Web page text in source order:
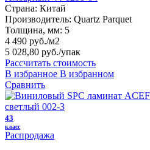
Страна: Китай
Производитель: Quartz Parquet
Толщина, мм: 5
4 490 руб./м2
5 028,80 руб./упак
Рассчитать стоимость
В избранное В избранном
Сравнить
43
класс
Распродажа